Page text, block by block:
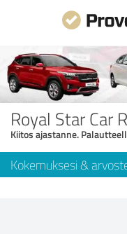
Royal Star Car
Kiitos ajastanne.
Kokemuksesi &